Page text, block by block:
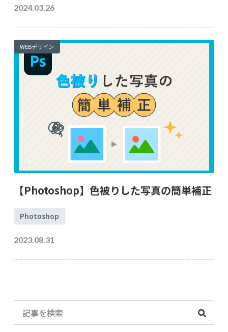
2024.03.26
WEBデザイン
【Photoshop】色被りした写真の簡単補正
Photoshop
2023.08.31